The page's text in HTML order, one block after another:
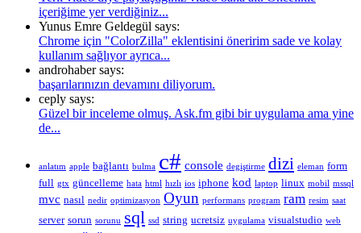
içeriğime yer verdiğiniz...
Yunus Emre Geldegül says:
Chrome için "ColorZilla" eklentisini öneririm sade ve kolay
kullanım sağlıyor ayrıca...
androhaber says:
başarılarınızın devamını diliyorum.
ceply says:
Güzel bir inceleme olmuş. Ask.fm gibi bir uygulama ama yine
de...
anlatım apple bağlantı bulma c# console degiştirme dizi eleman form
full gtx güncelleme hata html hızlı ios iphone kod laptop linux mobil mssql
mvc nasıl nedir optimizasyon Oyun performans program ram resim saat
server sorun sorunu sql ssd string ucretsiz uygulama visualstudio web